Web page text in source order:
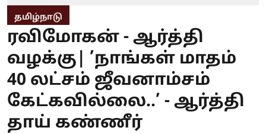
தமிழ்நாடு
ரவிமோகன் - ஆர்த்தி
வழக்கு| ’நாங்கள் மாதம்
40 லட்சம் ஜீவனாம்சம்
கேட்கவில்லை..’ - ஆர்த்தி
தாய் கண்ணீர்